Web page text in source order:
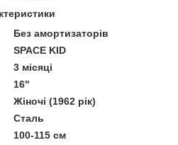
Без амортизаторів
SPACE KID
3 місяці
16"
Жіночі (1962 рік)
Сталь
100-115 см